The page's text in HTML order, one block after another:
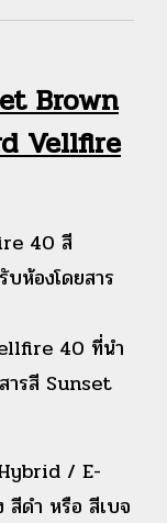
Brown
Vellfire
40 สี
ห้องโดยสาร
40 ที่นำ
ารสี Sunset
/ E-
สีดำ หรือ สีเบจ